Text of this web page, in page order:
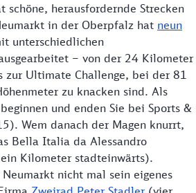
schöne, herausfordernde Strecken
in der Oberpfalz hat neun
unterschiedlichen
– von der 24 Kilometer
zur Ultimate Challenge, bei der 81
zu knacken sind. Als
und enden Sie bei Sports &
Wem danach der Magen knurrt,
Bella Italia da Alessandro
Kilometer stadteinwärts).
nicht mal sein eigenes